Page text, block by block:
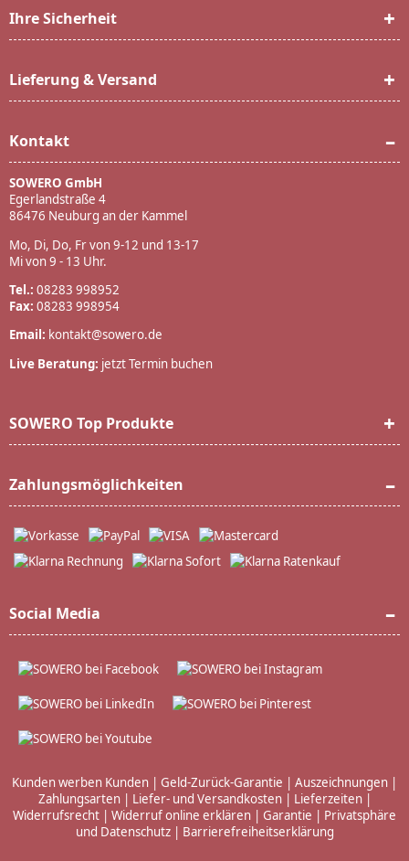
Ihre Sicherheit
Lieferung & Versand
Kontakt
SOWERO GmbH
Egerlandstraße 4
86476 Neuburg an der Kammel
Mo, Di, Do, Fr von 9-12 und 13-17
Mi von 9 - 13 Uhr.
Tel.: 08283 998952
Fax: 08283 998954
Email: kontakt@sowero.de
Live Beratung: jetzt Termin buchen
SOWERO Top Produkte
Zahlungsmöglichkeiten
Social Media
Kunden werben Kunden | Geld-Zurück-Garantie | Auszeichnungen |
Zahlungsarten| Liefer- und Versandkosten| Lieferzeiten|
Widerrufsrecht | Widerruf online erklären | Garantie | Privatsphäre
und Datenschutz| Barrierefreiheitserklärung